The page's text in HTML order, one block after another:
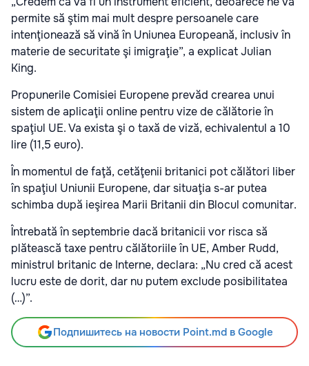
permite să ştim mai mult despre persoanele care
intenţionează să vină în Uniunea Europeană, inclusiv în
materie de securitate şi imigraţie”, a explicat Julian
King.
Propunerile Comisiei Europene prevăd crearea unui
sistem de aplicaţii online pentru vize de călătorie în
spaţiul UE. Va exista şi o taxă de viză, echivalentul a 10
lire (11,5 euro).
În momentul de faţă, cetăţenii britanici pot călători liber
în spaţiul Uniunii Europene, dar situaţia s-ar putea
schimba după ieşirea Marii Britanii din Blocul comunitar.
Întrebată în septembrie dacă britanicii vor risca să
plătească taxe pentru călătoriile în UE, Amber Rudd,
ministrul britanic de Interne, declara: „Nu cred că acest
lucru este de dorit, dar nu putem exclude posibilitatea
(…)”.
Подпишитесь на новости Point.md в Google